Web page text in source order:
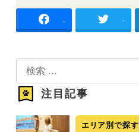
- -
索
注目記事
エリア別で探す